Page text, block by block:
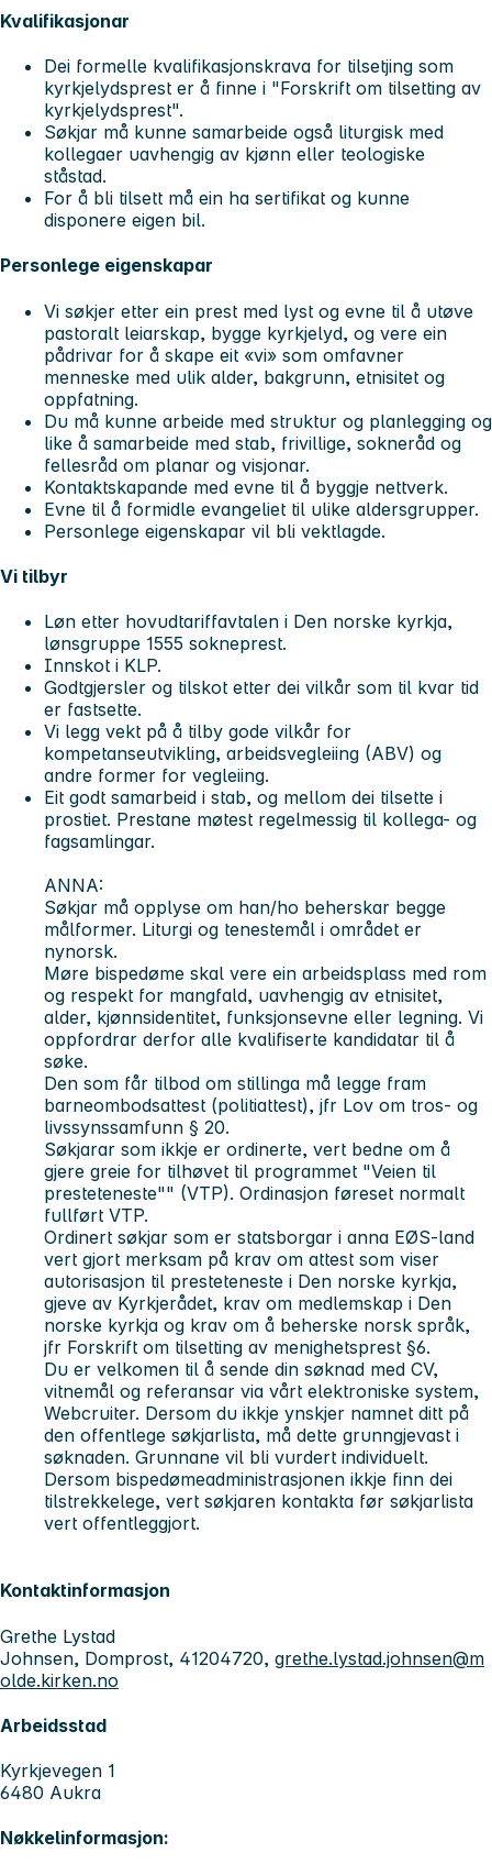
Kvalifikasjonar
Dei formelle kvalifikasjonskrava for tilsetjing som
kyrkjelydsprest er å finne i "Forskrift om tilsetting av
kyrkjelydsprest".
Søkjar må kunne samarbeide også liturgisk med
kollegaer uavhengig av kjønn eller teologiske
ståstad.
For å bli tilsett må ein ha sertifikat og kunne
disponere eigen bil.
Personlege eigenskapar
Vi søkjer etter ein prest med lyst og evne til å utøve
pastoralt leiarskap, bygge kyrkjelyd, og vere ein
pådrivar for å skape eit «vi» som omfavner
menneske med ulik alder, bakgrunn, etnisitet og
oppfatning.
Du må kunne arbeide med struktur og planlegging og
like å samarbeide med stab, frivillige, sokneråd og
fellesråd om planar og visjonar.
Kontaktskapande med evne til å byggje nettverk.
Evne til å formidle evangeliet til ulike aldersgrupper.
Personlege eigenskapar vil bli vektlagde.
Vi tilbyr
Løn etter hovudtariffavtalen i Den norske kyrkja,
lønsgruppe 1555 sokneprest.
Innskot i KLP.
Godtgjersler og tilskot etter dei vilkår som til kvar tid
er fastsette.
Vi legg vekt på å tilby gode vilkår for
kompetanseutvikling, arbeidsvegleiing (ABV) og
andre former for vegleiing.
Eit godt samarbeid i stab, og mellom dei tilsette i
prostiet. Prestane møtest regelmessig til kollega- og
fagsamlingar.
ANNA:
Søkjar må opplyse om han/ho beherskar begge
målformer. Liturgi og tenestemål i området er
nynorsk.
Møre bispedøme skal vere ein arbeidsplass med rom
og respekt for mangfald, uavhengig av etnisitet,
alder, kjønnsidentitet, funksjonsevne eller legning. Vi
oppfordrar derfor alle kvalifiserte kandidatar til å
søke.
Den som får tilbod om stillinga må legge fram
barneombodsattest (politiattest), jfr Lov om tros- og
livssynssamfunn § 20.
Søkjarar som ikkje er ordinerte, vert bedne om å
gjere greie for tilhøvet til programmet "Veien til
presteteneste"" (VTP). Ordinasjon føreset normalt
fullført VTP.
Ordinert søkjar som er statsborgar i anna EØS-land
vert gjort merksam på krav om attest som viser
autorisasjon til presteteneste i Den norske kyrkja,
gjeve av Kyrkjerådet, krav om medlemskap i Den
norske kyrkja og krav om å beherske norsk språk,
jfr Forskrift om tilsetting av menighetsprest §6.
Du er velkomen til å sende din søknad med CV,
vitnemål og referansar via vårt elektroniske system,
Webcruiter. Dersom du ikkje ynskjer namnet ditt på
den offentlege søkjarlista, må dette grunngjevast i
søknaden. Grunnane vil bli vurdert individuelt.
Dersom bispedømeadministrasjonen ikkje finn dei
tilstrekkelege, vert søkjaren kontakta før søkjarlista
vert offentleggjort.
Kontaktinformasjon
Grethe Lystad
Johnsen, Domprost, 41204720, grethe.lystad.johnsen@m
olde.kirken.no
Arbeidsstad
Kyrkjevegen 1
6480 Aukra
Nøkkelinformasjon: